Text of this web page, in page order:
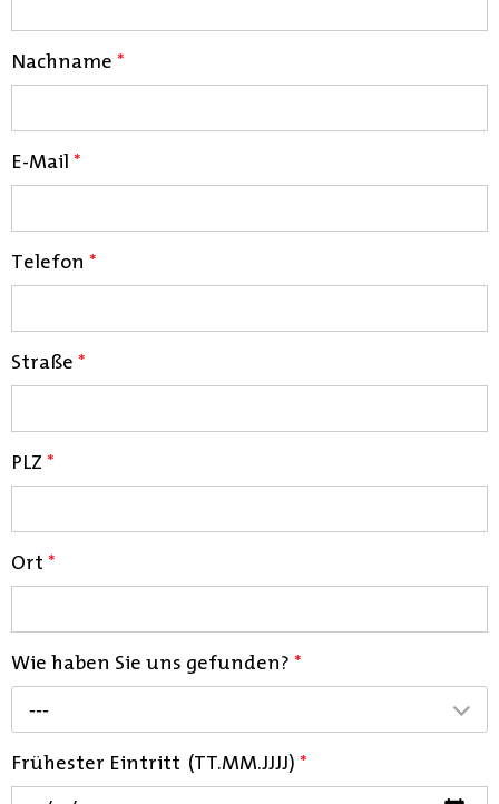
Nachname *
E-Mail *
Telefon *
Straße *
PLZ *
Ort *
Wie haben Sie uns gefunden? *
---
Frühester Eintritt (TT.MM.JJJJ) *